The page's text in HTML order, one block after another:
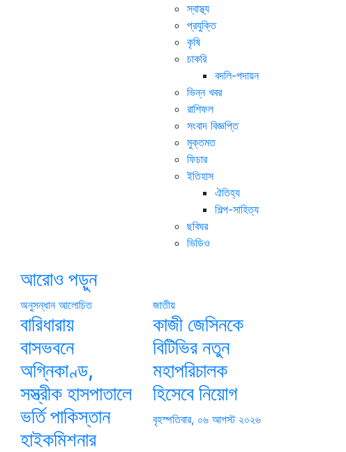
স্বাস্থ্য
প্রযুক্তি
কৃষি
চাকরি
বদলি-পদায়ন
ভিন্ন খবর
রাশিফল
সংবাদ বিজ্ঞপ্তি
মুক্তমত
ফিচার
ইতিহাস
ঐতিহ্য
শিল্প-সাহিত্য
ছবিঘর
ভিডিও
আরোও পড়ুন
অনুসন্ধান আলোচিত
বারিধারায়
বাসভবনে
অগ্নিকাণ্ড,
সস্ত্রীক হাসপাতালে
ভর্তি পাকিস্তান
হাইকমিশনার
জাতীয়
কাজী জেসিনকে
বিটিভির নতুন
মহাপরিচালক
হিসেবে নিয়োগ
বৃহস্পতিবার, ০৬ আগস্ট ২০২৬